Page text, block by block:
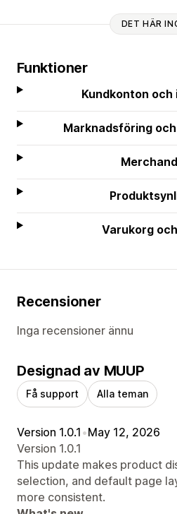
DET HÄR
Funktioner
Kundkonton och
Marknadsföring
Varukorg
Recensioner
Inga recensioner ännu
Designad av MUUP
Få support Alla teman
Version 1.0.1 •May 12, 2026
Version 1.0.1
This update makes product
selection, and default page
more consistent.